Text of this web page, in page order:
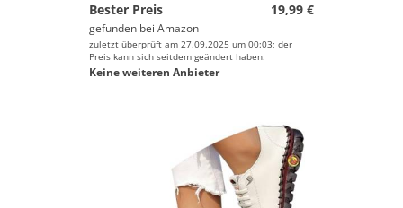
Bester Preis
19,99 €
gefunden bei Amazon
zuletzt überprüft am 27.09.2025 um 00:03; der
Preis kann sich seitdem geändert haben.
Keine weiteren Anbieter